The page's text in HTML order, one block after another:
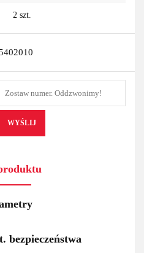
2 szt.
WYŚLIJ
bezpieczeństwa